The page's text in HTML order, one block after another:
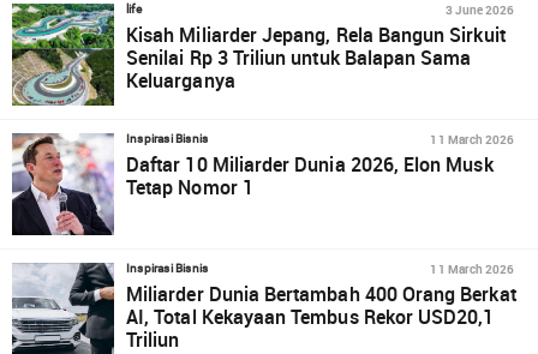
life 3 June 2026
Kisah Miliarder Jepang, Rela Bangun Sirkuit
Senilai Rp 3 Triliun untuk Balapan Sama
Keluarganya
Inspirasi Bisnis 11 March 2026
Daftar 10 Miliarder Dunia 2026, Elon Musk
Tetap Nomor 1
Inspirasi Bisnis 11 March 2026
Miliarder Dunia Bertambah 400 Orang Berkat
AI, Total Kekayaan Tembus Rekor USD20,1
Triliun